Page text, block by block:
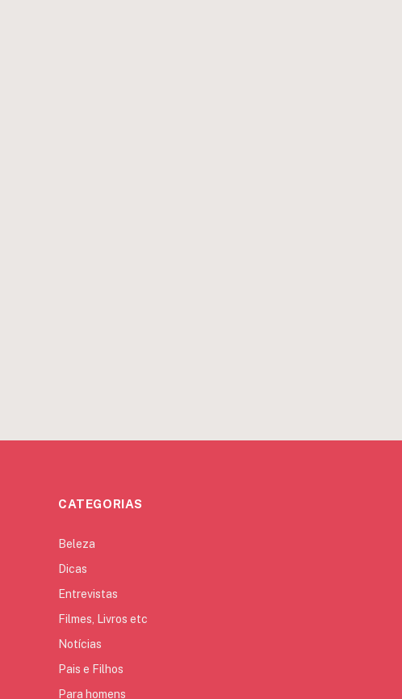
CATEGORIAS
Beleza
Dicas
Entrevistas
Filmes, Livros etc
Notícias
Pais e Filhos
Para homens